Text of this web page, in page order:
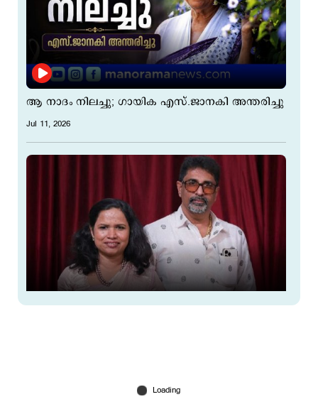
ആ നാദം നിലച്ചു; ഗായിക എസ്.ജാനകി അന്തരിച്ചു
Jul 11, 2026